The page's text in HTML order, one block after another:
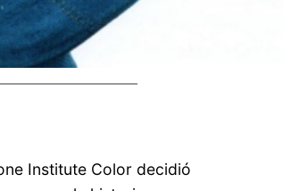
Institute Color decidió